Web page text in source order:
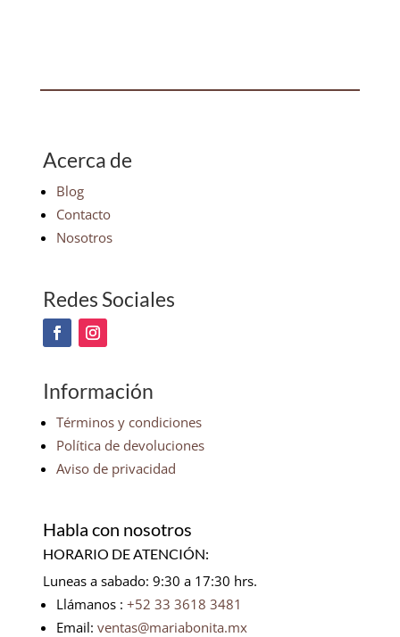
Acerca de
Blog
Contacto
Nosotros
Redes Sociales
Información
Términos y condiciones
Política de devoluciones
Aviso de privacidad
Habla con nosotros
HORARIO DE ATENCIÓN:
Luneas a sabado: 9:30 a 17:30 hrs.
Llámanos : +52 33 3618 3481
Email: ventas@mariabonita.mx